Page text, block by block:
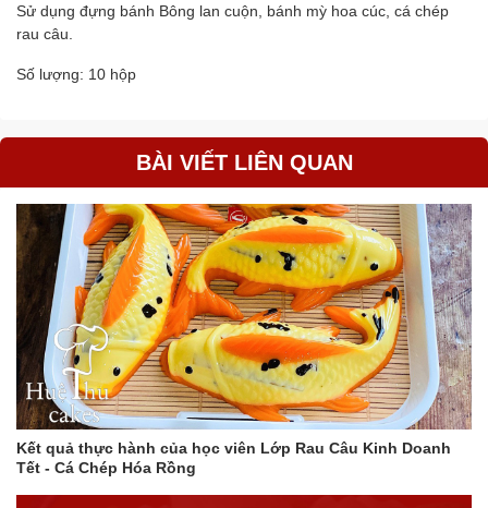
Sử dụng đựng bánh Bông lan cuộn, bánh mỳ hoa cúc, cá chép
rau câu.
Số lượng: 10 hộp
BÀI VIẾT LIÊN QUAN
Kết quả thực hành của học viên Lớp Rau Câu Kinh Doanh
Tết - Cá Chép Hóa Rồng